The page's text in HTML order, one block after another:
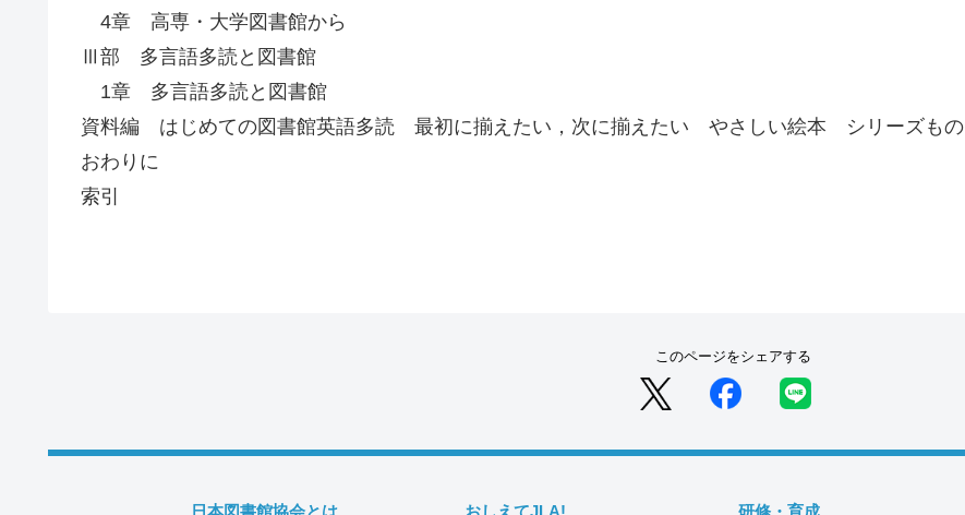
4章 高専・大学図書館から
Ⅲ部 多言語多読と図書館
1章 多言語多読と図書館
資料編 はじめての図書館英語多読 最初に揃えたい，次に揃えたい やさしい絵本 シリーズもの
おわりに
索引
このページをシェアする
日本図書館協会とは おしえてJLA! 研修・育成